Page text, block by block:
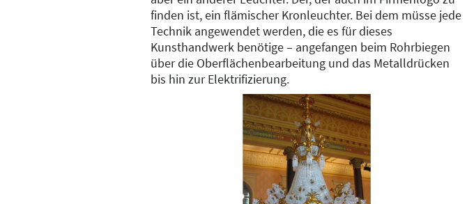
finden ist, ein flämischer Kronleuchter. Bei dem müsse jede
Technik angewendet werden, die es für dieses
Kunsthandwerk benötige – angefangen beim Rohrbiegen
über die Oberflächenbearbeitung und das Metalldrücken
bis hin zur Elektrifizierung.